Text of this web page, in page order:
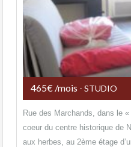
465€ /mois - STUDIO
Rue des Marchands, dans le
coeur du centre historique de
aux herbes, au 2ème étage